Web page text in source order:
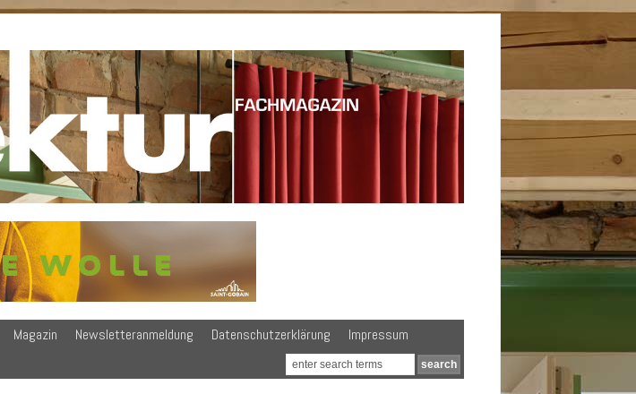
Magazin Newsletteranmeldung Datenschutzerklärung Impressum